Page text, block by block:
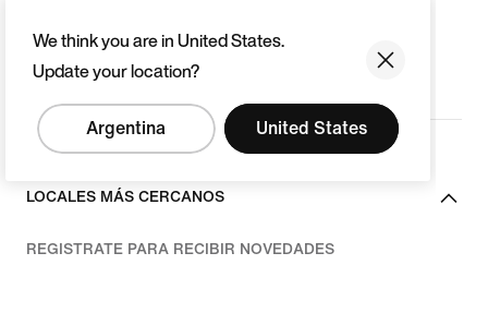
We think you are in United States.
Update your location?
Argentina United States
LOCALES MÁS CERCANOS
REGISTRATE PARA RECIBIR NOVEDADES